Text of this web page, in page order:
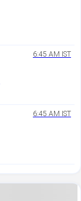
6:45 AM IST
6:45 AM IST